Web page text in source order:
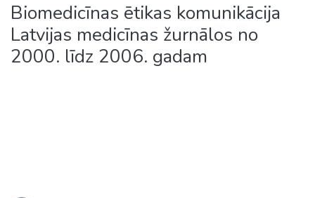
Biomedicīnas ētikas komunikācija
Latvijas medicīnas žurnālos no
2000. līdz 2006. gadam